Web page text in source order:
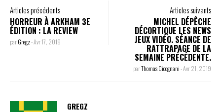
Articles précédents
HORREUR À ARKHAM 3E
ÉDITION : LA REVIEW
parGregz-Avr 17, 2019
Articles suivants
MICHEL DÉPÊCHE
DÉCORTIQUE LES NEWS
JEUX VIDÉO. SÉANCE DE
RATTRAPAGE DE LA
SEMAINE PRÉCÉDENTE.
parThomas Cicognani-Avr 21, 2019
GREGZ